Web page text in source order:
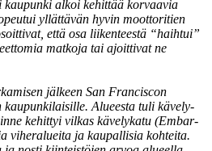
alkoi kehit­tää kor­vaavia
yllät­tävän hyvin moot­tori­tien
että osa liiken­teestä “hai­h­tui”
matko­ja tai ajoit­ti­vat ne
jäl­keen San Fran­cis­con
Alueesta tuli käve­ly-
kehit­tyi vilkas käve­lykatu (Embar­
viher­aluei­ta ja kau­pal­lisia kohtei­ta.